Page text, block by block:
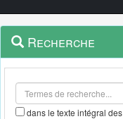
Navigation
outils
Menu
contextuel
Recherche
dans le texte intégral